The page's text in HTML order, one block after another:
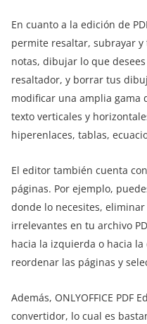
En cuanto a la edición de
permite resaltar, subrayar
notas, dibujar lo que
resaltador, y borrar tus
modificar una amplia gama
texto verticales y
hiperenlaces, tablas,
El editor también cuenta
páginas. Por ejemplo,
donde lo necesites,
irrelevantes en tu archivo
hacia la izquierda o hacia
reordenar las páginas y
Además, ONLYOFFICE PDF
convertidor, lo cual es